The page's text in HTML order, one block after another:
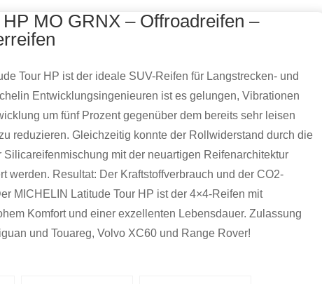
MO GRNX – Offroadreifen –
Tour HP ist der ideale SUV-Reifen für Langstrecken- und
Entwicklungsingenieuren ist es gelungen, Vibrationen
um fünf Prozent gegenüber dem bereits sehr leisen
reduzieren. Gleichzeitig konnte der Rollwiderstand durch die
Silicareifenmischung mit der neuartigen Reifenarchitektur
werden. Resultat: Der Kraftstoffverbrauch und der CO2-
MICHELIN Latitude Tour HP ist der 4×4-Reifen mit
Komfort und einer exzellenten Lebensdauer. Zulassung
und Touareg, Volvo XC60 und Range Rover!